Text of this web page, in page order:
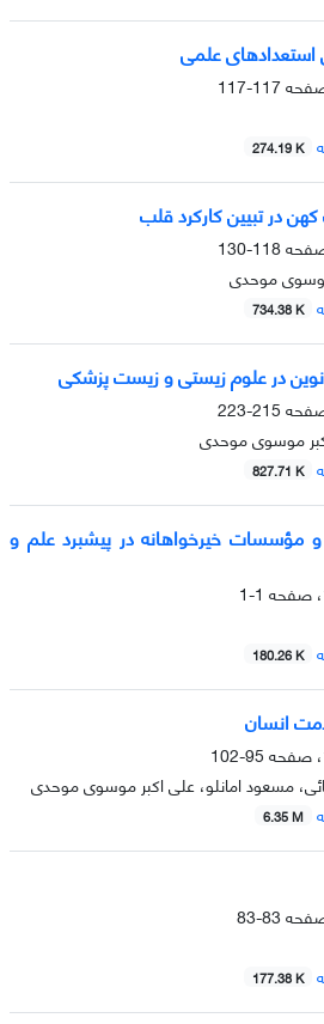
استعدادهای علمی
117-117
274.19 K
در تبیین کارکرد قلب
118-130
موحدی
734.38 K
در علوم زیستی و زیست پزشکی
215-223
موسوی موحدی
827.71 K
خیرخواهانه در پیشبرد علم و
1-1
180.26 K
انسان
95-102
مسعود امانلو، علی اکبر موسوی موحدی
6.35 M
83-83
177.38 K